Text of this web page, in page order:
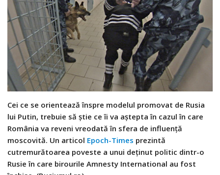
Cei ce se orientează înspre modelul promovat de Rusia
lui Putin, trebuie să ştie ce îi va aştepta în cazul în care
România va reveni vreodată în sfera de influenţă
moscovită. Un articol Epoch-Times prezintă
cutremurătoarea poveste a unui deţinut politic dintr-o
Rusie în care birourile Amnesty International au fost